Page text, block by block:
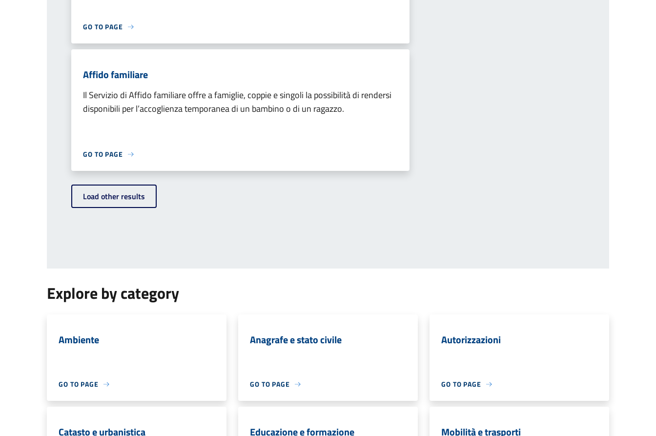
GO TO PAGE
Affido familiare
Il Servizio di Affido familiare offre a famiglie, coppie e singoli la possibilità di rendersi
disponibili per l’accoglienza temporanea di un bambino o di un ragazzo.
GO TO PAGE
Load other results
Explore by category
Ambiente
GO TO PAGE
Anagrafe e stato civile
GO TO PAGE
Autorizzazioni
GO TO PAGE
Catasto e urbanistica Educazione e formazione Mobilità e trasporti